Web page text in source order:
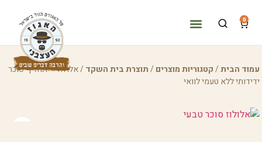
0
עמוד הבית/קטגוריות מוצרים/תוצרת בית השקד/ אלולוז – תחליף סוכר
ידידותי ללא טעמי לוואי